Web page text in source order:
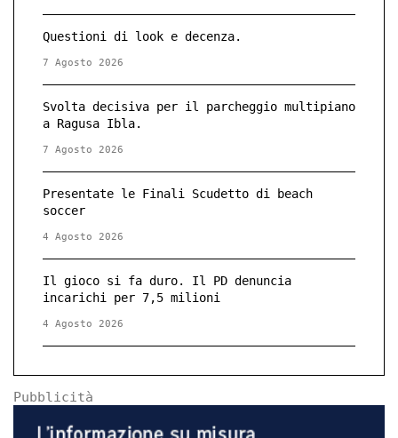
Questioni di look e decenza.
7 Agosto 2026
Svolta decisiva per il parcheggio multipiano
a Ragusa Ibla.
7 Agosto 2026
Presentate le Finali Scudetto di beach
soccer
4 Agosto 2026
Il gioco si fa duro. Il PD denuncia
incarichi per 7,5 milioni
4 Agosto 2026
Pubblicità